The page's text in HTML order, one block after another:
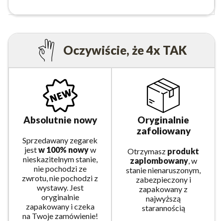
Oczywiście, że 4x TAK
Absolutnie nowy
Sprzedawany zegarek
jestw 100% nowyw
nieskazitelnym stanie,
nie pochodzi ze
zwrotu, nie pochodzi z
wystawy. Jest
oryginalnie
zapakowany i czeka
na Twoje zamówienie!
Oryginalnie
zafoliowany
Otrzymasz produkt
zaplombowany, w
stanie nienaruszonym,
zabezpieczony i
zapakowany z
najwyższą
starannością